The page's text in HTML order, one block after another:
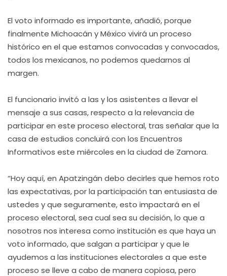
El voto informado es importante, añadió, porque
finalmente Michoacán y México vivirá un proceso
histórico en el que estamos convocadas y convocados,
todos los mexicanos, no podemos quedarnos al
margen.
El funcionario invitó a las y los asistentes a llevar el
mensaje a sus casas, respecto a la relevancia de
participar en este proceso electoral, tras señalar que la
casa de estudios concluirá con los Encuentros
Informativos este miércoles en la ciudad de Zamora.
“Hoy aquí, en Apatzingán debo decirles que hemos roto
las expectativas, por la participación tan entusiasta de
ustedes y que seguramente, esto impactará en el
proceso electoral, sea cual sea su decisión, lo que a
nosotros nos interesa como institución es que haya un
voto informado, que salgan a participar y que le
ayudemos a las instituciones electorales a que este
proceso se lleve a cabo de manera copiosa, pero